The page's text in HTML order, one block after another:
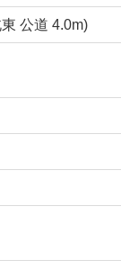
公道 4.0m)